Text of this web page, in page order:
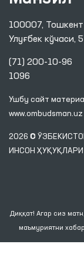
100007,
Улуғбек кўчаси,
(71) 200-10-96
1096
Ушбу сайт
www.ombudsman.uz
2026 ©
ИНСОН
Диққат! Агар сиз
маъмуриятни